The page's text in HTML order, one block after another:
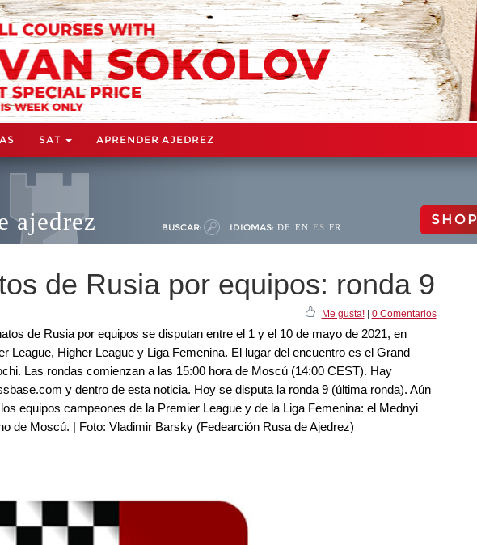
SAT APRENDER AJEDREZ
ajedrez BUSCAR: IDIOMAS: DE EN ES FR SHOP
de Rusia por equipos: ronda 9
Me gusta!| 0 Comentarios
de Rusia por equipos se disputan entre el 1 y el 10 de mayo de 2021, en
League, Higher League y Liga Femenina. El lugar del encuentro es el Grand
Las rondas comienzan a las 15:00 hora de Moscú (14:00 CEST). Hay
y dentro de esta noticia. Hoy se disputa la ronda 9 (última ronda). Aún
equipos campeones de la Premier League y de la Liga Femenina: el Mednyi
de Moscú. | Foto: Vladimir Barsky (Fedearción Rusa de Ajedrez)